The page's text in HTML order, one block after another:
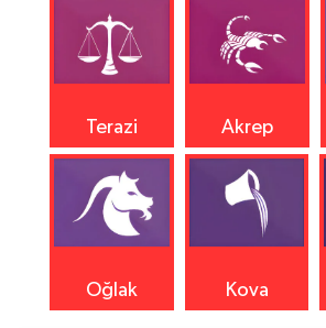
Terazi Akrep
Oğlak Kova